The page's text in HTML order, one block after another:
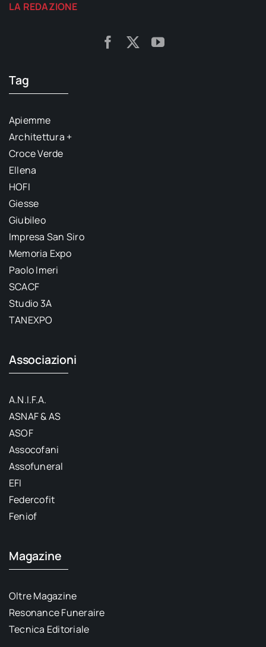
LA REDAZIONE
Tag
Apiemme
Architettura +
Croce Verde
Ellena
HOFI
Giesse
Giubileo
Impresa San Siro
Memoria Expo
Paolo Imeri
SCACF
Studio 3A
TANEXPO
Associazioni
A.N.I.F.A.
ASNAF & AS
ASOF
Assocofani
Assofuneral
EFI
Federcofit
Feniof
Magazine
Oltre Magazine
Resonance Funeraire
Tecnica Editoriale